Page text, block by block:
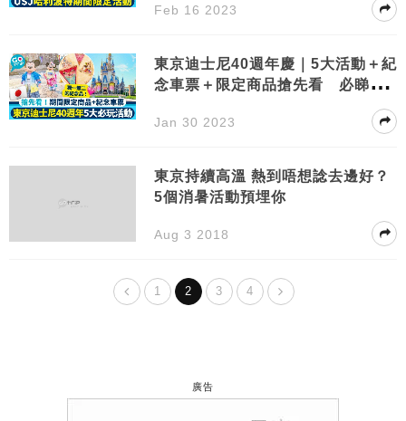
Feb 16 2023
東京迪士尼40週年慶｜5大活動＋紀
念車票＋限定商品搶先看 必睇巡
Jan 30 2023
東京持續高溫 熱到唔想諗去邊好？
5個消暑活動預埋你
Aug 3 2018
1 2 3 4
廣告